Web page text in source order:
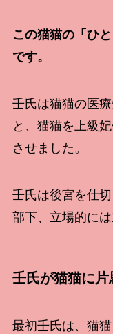
この猫猫の「ひ
です。
壬氏は猫猫の医
と、猫猫を上級
させました。
壬氏は後宮を仕
部下、立場的に
壬氏が猫猫に
最初壬氏は、猫